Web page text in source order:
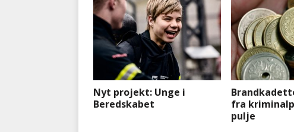
Nyt projekt: Unge i
Beredskabet
fra
pulje